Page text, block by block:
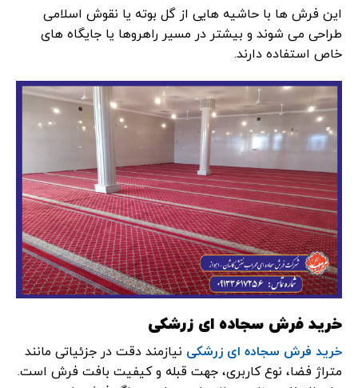
این فرش‌ ها با حاشیه‌ هایی از گل‌ بوته یا نقوش اسلامی
طراحی می ‌شوند و بیشتر در مسیر راهروها یا جایگاه ‌های
خاص استفاده دارند.
خرید فرش سجاده ‌ای زرشکی
خرید فرش سجاده‌ ای زرشکی نیازمند دقت در جزئیاتی مانند
متراژ فضا، نوع کاربری، جهت قبله و کیفیت بافت فرش است.